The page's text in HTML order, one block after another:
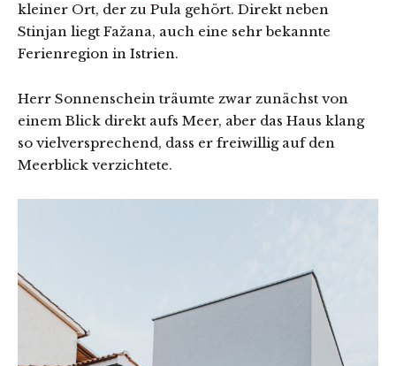
kleiner Ort, der zu Pula gehört. Direkt neben
Stinjan liegt Fažana, auch eine sehr bekannte
Ferienregion in Istrien.
Herr Sonnenschein träumte zwar zunächst von
einem Blick direkt aufs Meer, aber das Haus klang
so vielversprechend, dass er freiwillig auf den
Meerblick verzichtete.